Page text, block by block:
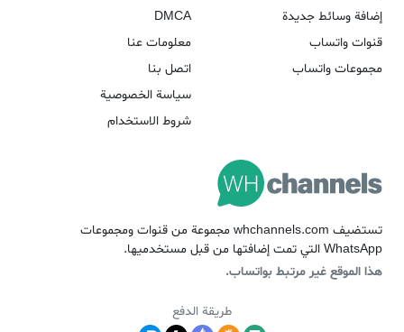
إضافة وسائط جديدة
قنوات واتساب
مجموعات واتساب
DMCA
معلومات عنا
اتصل بنا
سياسة الخصوصية
شروط الاستخدام
تستضيف whchannels.com مجموعة من قنوات ومجموعات
WhatsApp التي تمت إضافتها من قبل مستخدميها.
هذا الموقع غير مرتبط بواتساب.
طريقة الدفع